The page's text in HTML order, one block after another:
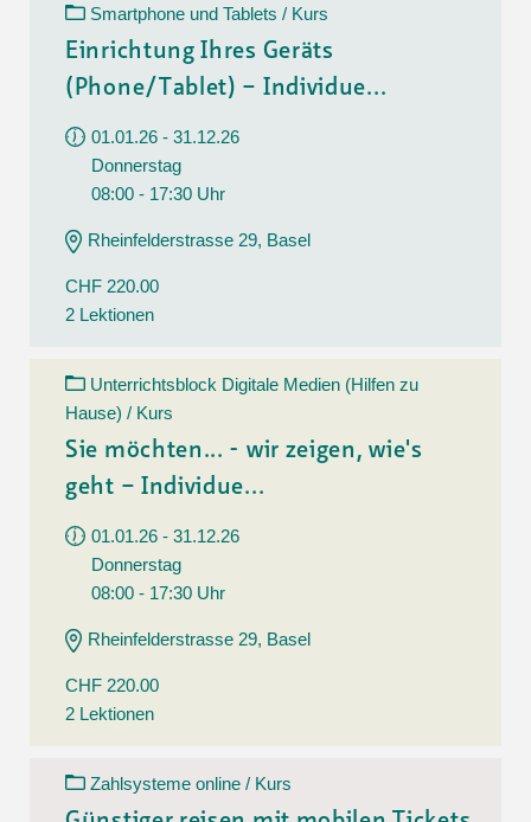
Smartphone und Tablets / Kurs
Einrichtung Ihres Geräts
(Phone/Tablet) – Individue...
01.01.26 - 31.12.26
Donnerstag
08:00 - 17:30 Uhr
Rheinfelderstrasse 29, Basel
CHF 220.00
2 Lektionen
Unterrichtsblock Digitale Medien (Hilfen zu
Hause) / Kurs
Sie möchten... - wir zeigen, wie's
geht – Individue...
01.01.26 - 31.12.26
Donnerstag
08:00 - 17:30 Uhr
Rheinfelderstrasse 29, Basel
CHF 220.00
2 Lektionen
Zahlsysteme online / Kurs